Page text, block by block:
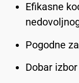
Efikasne
Pogodne
Dobar